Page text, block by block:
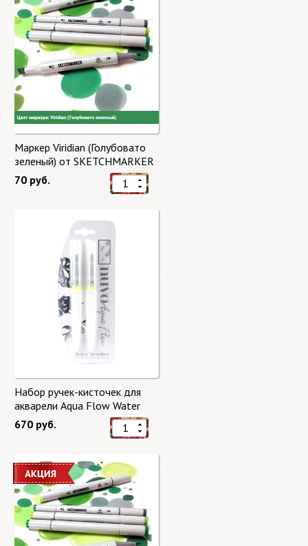
Маркер Viridian (Голубовато
зеленый) от SKETCHMARKER
70 руб.
Набор ручек-кисточек для
акварели Aqua Flow Water
Brushes
670 руб.